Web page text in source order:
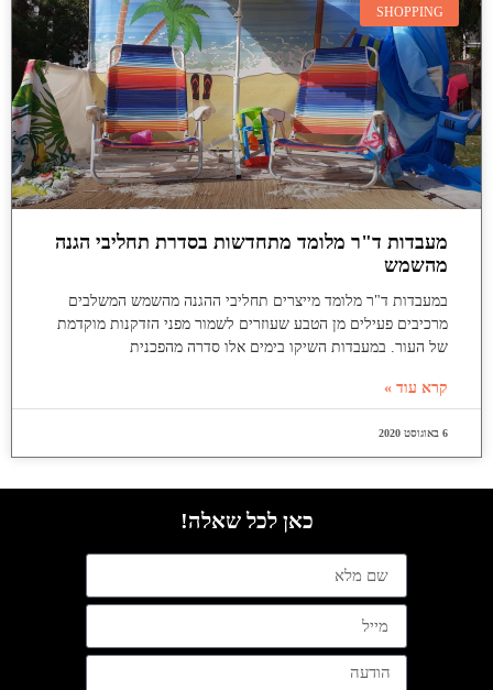
SHOPPING
מעבדות ד"ר מלומד מתחדשות בסדרת תחליבי הגנה
מהשמש
במעבדות ד"ר מלומד מייצרים תחליבי ההגנה מהשמש המשלבים
מרכיבים פעילים מן הטבע שעוזרים לשמור מפני הזדקנות מוקדמת
של העור. במעבדות השיקו בימים אלו סדרה מהפכנית
קרא עוד »
6 באוגוסט 2020
כאן לכל שאלה!